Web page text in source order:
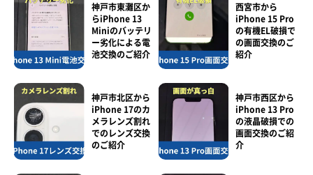
神戸市東灘区か
らiPhone 13
Miniのバッテリ
ー劣化による電
池交換のご紹介
西宮市から
iPhone 15 Pro
の有機EL破損で
の画面交換のご
紹介
神戸市北区から
iPhone 17のカ
メラレンズ割れ
でのレンズ交換
のご紹介
神戸市西区から
iPhone 13 Pro
の液晶破損での
画面交換のご紹
介